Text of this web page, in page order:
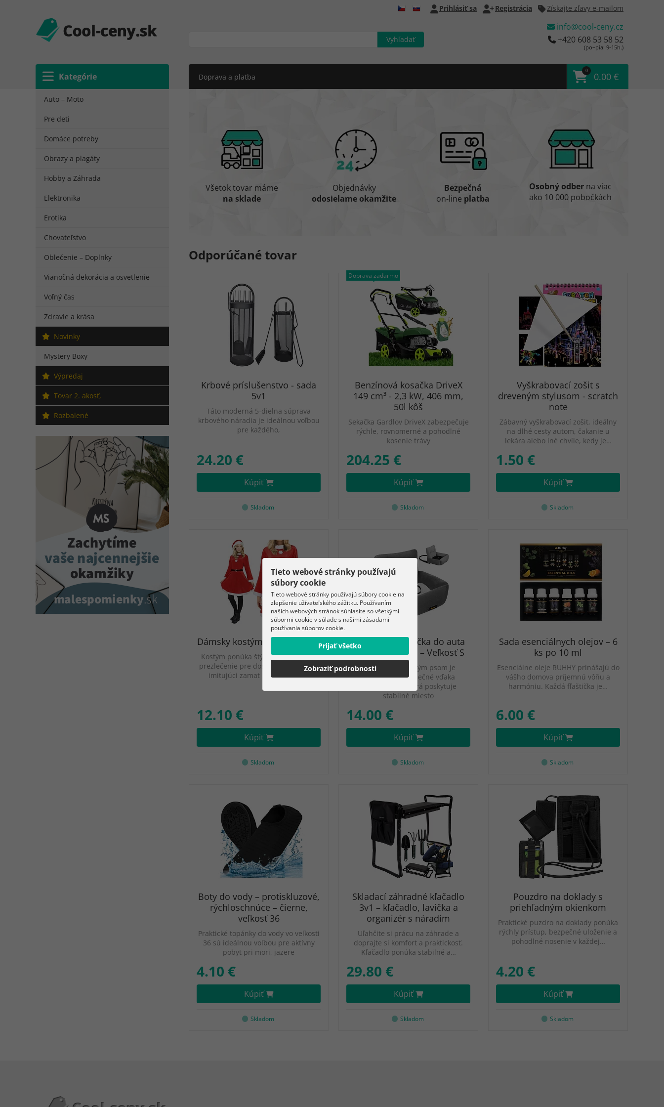
Kategórie
Prihlásiť sa Registrácia Získajte zľavy e-mailom
info@cool-ceny.cz
+420 608 53 58 52
(po–pia: 9-15h.)
Doprava a platba
0
0.00 €
Auto – Moto
Pre deti
Domáce potreby
Obrazy a plagáty
Hobby a Záhrada
Elektronika
Erotika
Chovateľstvo
Oblečenie – Doplnky
Vianočná dekorácia a osvetlenie
Voľný čas
Zdravie a krása
Novinky
Mystery Boxy
Výpredaj
Tovar 2. akosť,
Rozbalené
Všetok tovar máme
na sklade
Objednávky
odosielame okamžite
Bezpečná
on-line platba
Osobný odber na viac
ako 10 000 pobočkách
Odporúčané tovar
Krbové príslušenstvo - sada
5v1
Táto moderná 5-dielna súprava
krbového náradia je ideálnou voľbou
pre každého,
24.20 €
Kúpiť
Skladom
Doprava zadarmo
Benzínová kosačka DriveX
149 cm³ - 2,3 kW, 406 mm,
50l kôš
Sekačka Gardlov DriveX zabezpečuje
rýchle, rovnomerné a pohodlné
kosenie trávy
204.25 €
Kúpiť
Skladom
Vyškrabovací zošit s
dreveným stylusom - scratch
note
Zábavný vyškrabovací zošit, ideálny
na dlhé cesty autom, čakanie u
lekára alebo iné chvíle, kedy je…
1.50 €
Kúpiť
Skladom
Dámsky kostým – Santa Claus
Kostým ponúka štýlové a pohodlné
prezlečenie pre dospelých. Materiál
imitujúci zamat zabezpečuje…
12.10 €
Kúpiť
Skladom
Prepravná sedačka do auta
44 × 35 × 30 cm – Veľkosť S
Cestovanie s malým psom je
pohodlné a bezpečné vďaka
autosedačke, ktorá poskytuje
stabilné miesto
14.00 €
Kúpiť
Skladom
Sada esenciálnych olejov – 6
ks po 10 ml
Esenciálne oleje RUHHY prinášajú do
vášho domova príjemnú vôňu a
harmóniu. Každá fľaštička je…
6.00 €
Kúpiť
Skladom
Boty do vody – protiskluzové,
rýchloschnúce – čierne,
veľkosť 36
Praktické topánky do vody vo veľkosti
36 sú ideálnou voľbou pre aktívny
pobyt pri mori, jazere
4.10 €
Kúpiť
Skladom
Skladací záhradné kľačadlo
3v1 – kľačadlo, lavička a
organizér s náradím
Uľahčite si prácu na záhrade a
doprajte si komfort a praktickosť.
Kľačadlo ponúka stabilné a…
29.80 €
Kúpiť
Skladom
Pouzdro na doklady s
priehľadným okienkom
Praktické puzdro na doklady ponúka
rýchly prístup, bezpečné uloženie a
pohodlné nosenie v každej…
4.20 €
Kúpiť
Skladom
Tieto webové stránky používajú
súbory cookie
Tieto webové stránky používajú súbory cookie na
zlepšenie užívateľského zážitku. Používaním
našich webových stránok súhlasíte so všetkými
súbormi cookie v súlade s našimi zásadami
používania súborov cookie.
Prijať všetko
Zobraziť podrobnosti